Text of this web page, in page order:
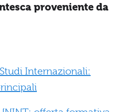
proveniente da
Internazionali: